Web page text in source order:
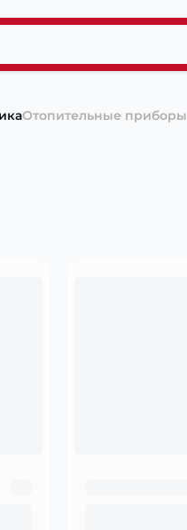
Отопительные приборы